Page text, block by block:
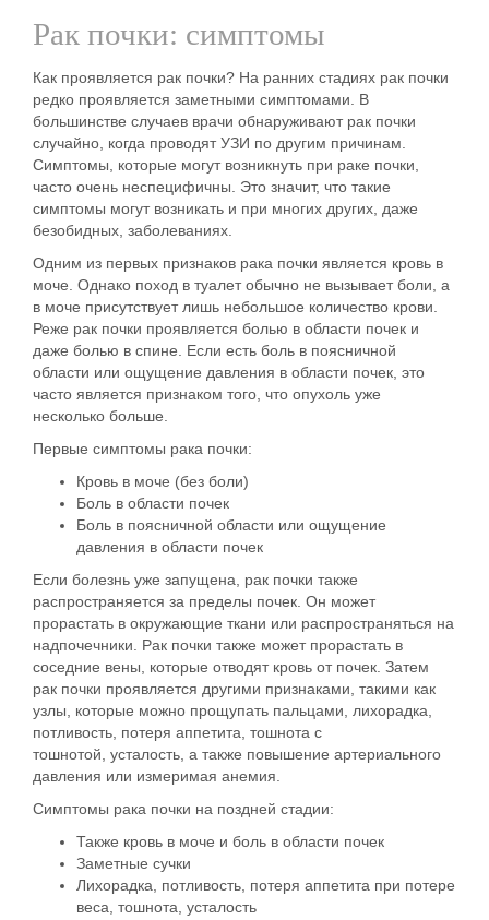
Рак почки: симптомы
Как проявляется рак почки? На ранних стадиях рак почки
редко проявляется заметными симптомами. В
большинстве случаев врачи обнаруживают рак почки
случайно, когда проводят УЗИ по другим причинам.
Симптомы, которые могут возникнуть при раке почки,
часто очень неспецифичны. Это значит, что такие
симптомы могут возникать и при многих других, даже
безобидных, заболеваниях.
Одним из первых признаков рака почки является кровь в
моче. Однако поход в туалет обычно не вызывает боли, а
в моче присутствует лишь небольшое количество крови.
Реже рак почки проявляется болью в области почек и
даже болью в спине. Если есть боль в поясничной
области или ощущение давления в области почек, это
часто является признаком того, что опухоль уже
несколько больше.
Первые симптомы рака почки:
Кровь в моче (без боли)
Боль в области почек
Боль в поясничной области или ощущение
давления в области почек
Если болезнь уже запущена, рак почки также
распространяется за пределы почек. Он может
прорастать в окружающие ткани или распространяться на
надпочечники. Рак почки также может прорастать в
соседние вены, которые отводят кровь от почек. Затем
рак почки проявляется другими признаками, такими как
узлы, которые можно прощупать пальцами, лихорадка,
потливость, потеря аппетита, тошнота с
тошнотой, усталость, а также повышение артериального
давления или измеримая анемия.
Симптомы рака почки на поздней стадии:
Также кровь в моче и боль в области почек
Заметные сучки
Лихорадка, потливость, потеря аппетита при потере
веса, тошнота, усталость